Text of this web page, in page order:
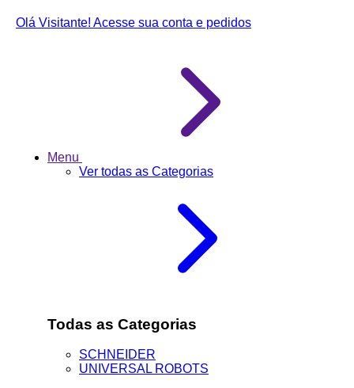
Olá Visitante! Acesse sua conta e pedidos
Menu
Ver todas as Categorias
Todas as Categorias
SCHNEIDER
UNIVERSAL ROBOTS